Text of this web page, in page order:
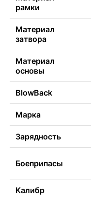
рамки
Материал
затвора
Материал
основы
BlowBack
Марка
Зарядность
Боеприпасы
Калибр